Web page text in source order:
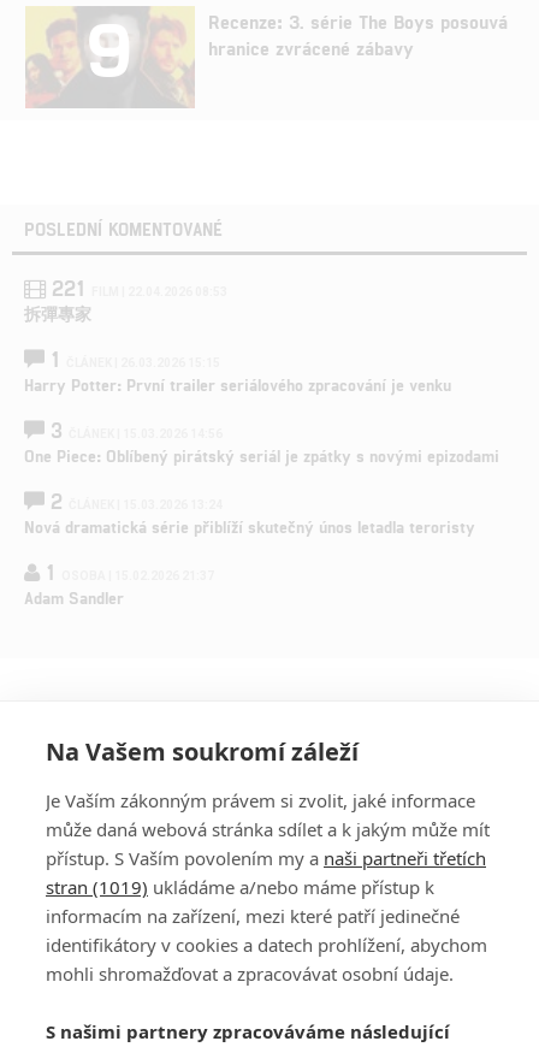
9
Recenze: 3. série The Boys posouvá
hranice zvrácené zábavy
POSLEDNÍ KOMENTOVANÉ
221
拆彈專家
1
Harry Potter: První trailer seriálového zpracování je venku
3
One Piece: Oblíbený pirátský seriál je zpátky s novými epizodami
2
Nová dramatická série přiblíží skutečný únos letadla teroristy
1
Adam Sandler
PŘIHLÁSIT
REGISTROVAT
DISKUZE
Šéfredaktorkou webu jePetr Slavík, e-mailserialy@fandimefilmu.cz
Na Vašem soukromí záleží
Je Vaším zákonným právem si zvolit, jaké informace
může daná webová stránka sdílet a k jakým může mít
přístup. S Vaším povolením my a naši partneři třetích
stran (1019) ukládáme a/nebo máme přístup k
informacím na zařízení, mezi které patří jedinečné
identifikátory v cookies a datech prohlížení, abychom
mohli shromažďovat a zpracovávat osobní údaje.
S našimi partnery zpracováváme následující